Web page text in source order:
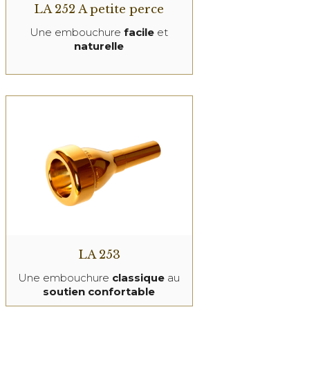
LA 252 A petite perce
Une embouchurefacile et
naturelle
LA 253
Une embouchure classique au
soutien confortable